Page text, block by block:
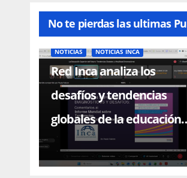
No te pierdas las ultimas
NOTICIAS NOTICIAS INCA
Red Inca analiza los
desafíos y tendencias
globales de la educación
superior en conferencia
magistral con el Dr. Paulo